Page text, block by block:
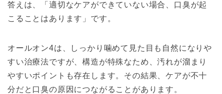
答えは、「適切なケアができていない場合、口臭が起
こることはあります」です。
オールオン4は、しっかり噛めて見た目も自然になりや
すい治療法ですが、構造が特殊なため、汚れが溜まり
やすいポイントも存在します。その結果、ケアが不十
分だと口臭の原因につながることがあります。